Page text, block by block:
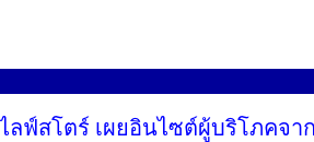
ลฟ์สโตร์ เผยอินไซต์ผู้บริโภคจา